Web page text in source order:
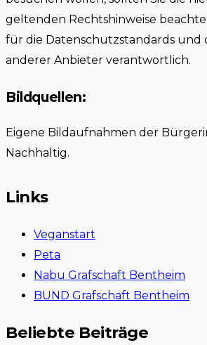
geltenden Rechtshinweise
für die Datenschutzstandards und
anderer Anbieter verantwortlich.
Bildquellen:
Eigene Bildaufnahmen der
Nachhaltig.
Links
Veganstart
Peta
Nabu Grafschaft Bentheim
BUND Grafschaft Bentheim
Beliebte Beiträge